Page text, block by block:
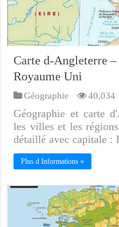
Carte d-Angleterre
Royaume Uni
Géographie 40,034
Géographie et carte
les villes et les
détaillé avec capitale :
Plus d Informations »